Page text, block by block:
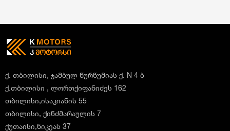
ქ. თბილისი, ჯამბულ წურწუმიას ქ. N 4 ბ
ქ.თბილისი , ლორთქიფანიძეს 162
თბილისი,ისაკიანის 55
თბილისი, ქინძმარაულის 7
ქუთაისი,ნიკეას 37